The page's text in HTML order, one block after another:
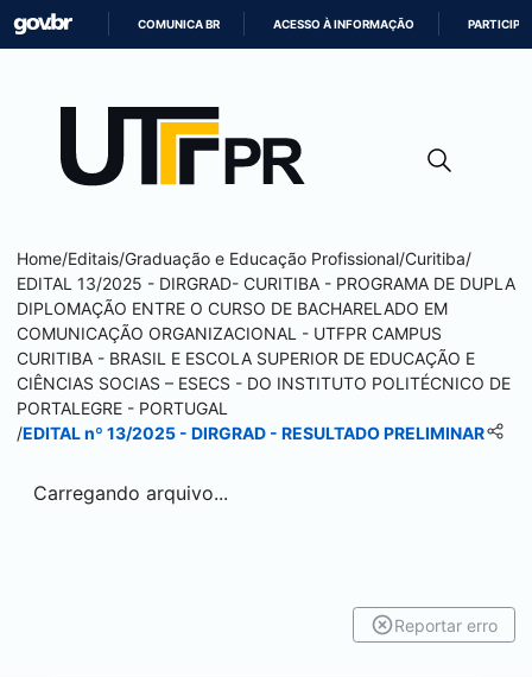
CONTEÚDO
COMUNICA BR ACESSO À INFORMAÇÃO PARTICIPE
Home/Editais/Graduação e Educação Profissional/Curitiba/
EDITAL 13/2025 - DIRGRAD- CURITIBA - PROGRAMA DE DUPLA
DIPLOMAÇÃO ENTRE O CURSO DE BACHARELADO EM
COMUNICAÇÃO ORGANIZACIONAL - UTFPR CAMPUS
CURITIBA - BRASIL E ESCOLA SUPERIOR DE EDUCAÇÃO E
CIÊNCIAS SOCIAS – ESECS - DO INSTITUTO POLITÉCNICO DE
PORTALEGRE - PORTUGAL
/EDITAL nº 13/2025 - DIRGRAD - RESULTADO PRELIMINAR
Carregando arquivo...
Reportar erro